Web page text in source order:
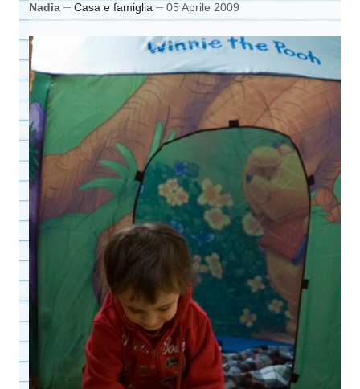
Nadia Casa e famiglia 05 Aprile 2009